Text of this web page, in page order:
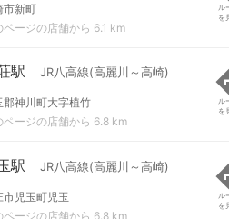
市新町
ページの店舗から 6.1 km
ル
を
駅 JR八高線(高麗川～高崎)
郡神川町大字植竹
ページの店舗から 6.8 km
ル
を
駅 JR八高線(高麗川～高崎)
市児玉町児玉
ページの店舗から 6.8 km
ル
を